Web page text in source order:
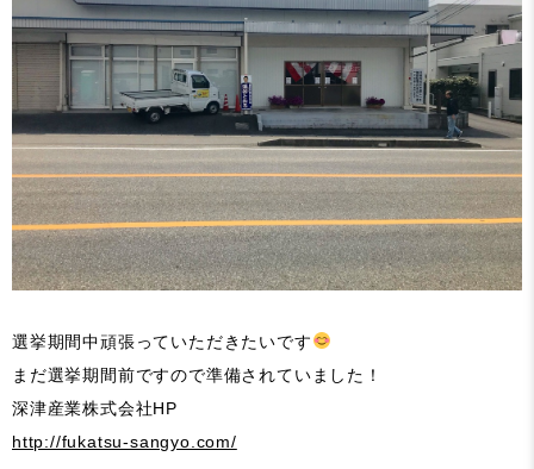
選挙期間中頑張っていただきたいです
まだ選挙期間前ですので準備されていました！
深津産業株式会社HP
http://fukatsu-sangyo.com/